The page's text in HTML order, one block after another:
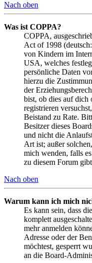
Nach oben
Was ist COPPA?
COPPA,
Act of 1998
von Kindern im
USA, welches
persönliche Daten
hierzu die
der
bist, ob dies auf dich
registrieren
Beistand zu Rate.
Besitzer dieses
und nicht die
Art ist; außer
mich wenden, falls
zu diesem Forum
Nach oben
Warum kann ich mich
Es kann sein, dass
komplett
mehr anmelden
Adresse oder der
möchtest, gesperrt
an die Board-